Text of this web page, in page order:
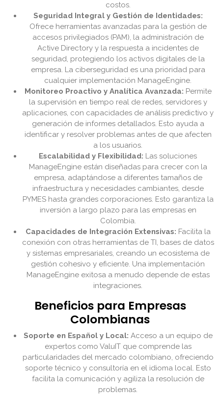
costos.
Seguridad Integral y Gestión de Identidades:
Ofrece herramientas avanzadas para la gestión de
accesos privilegiados (PAM), la administración de
Active Directory y la respuesta a incidentes de
seguridad, protegiendo los activos digitales de la
empresa. La ciberseguridad es una prioridad para
cualquier implementación ManageEngine.
Monitoreo Proactivo y Analítica Avanzada: Permite
la supervisión en tiempo real de redes, servidores y
aplicaciones, con capacidades de análisis predictivo y
generación de informes detallados. Esto ayuda a
identificar y resolver problemas antes de que afecten
a los usuarios.
Escalabilidad y Flexibilidad: Las soluciones
ManageEngine están diseñadas para crecer con la
empresa, adaptándose a diferentes tamaños de
infraestructura y necesidades cambiantes, desde
PYMES hasta grandes corporaciones. Esto garantiza la
inversión a largo plazo para las empresas en
Colombia.
Capacidades de Integración Extensivas: Facilita la
conexión con otras herramientas de TI, bases de datos
y sistemas empresariales, creando un ecosistema de
gestión cohesivo y eficiente. Una implementación
ManageEngine exitosa a menudo depende de estas
integraciones.
Beneficios para Empresas
Colombianas
Soporte en Español y Local: Acceso a un equipo de
expertos como ValuIT que comprende las
particularidades del mercado colombiano, ofreciendo
soporte técnico y consultoría en el idioma local. Esto
facilita la comunicación y agiliza la resolución de
problemas.